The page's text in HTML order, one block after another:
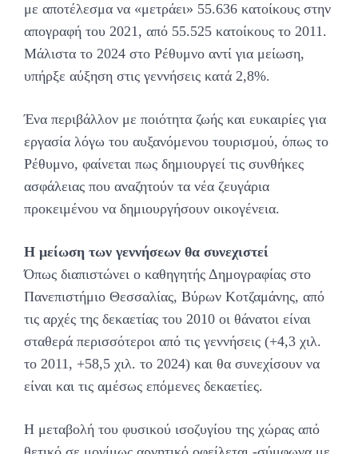
με αποτέλεσμα να «μετράει» 55.636 κατοίκους στην
απογραφή του 2021, από 55.525 κατοίκους το 2011.
Μάλιστα το 2024 στο Ρέθυμνο αντί για μείωση,
υπήρξε αύξηση στις γεννήσεις κατά 2,8%.
Ένα περιβάλλον με ποιότητα ζωής και ευκαιρίες για
εργασία λόγω του αυξανόμενου τουρισμού, όπως το
Ρέθυμνο, φαίνεται πως δημιουργεί τις συνθήκες
ασφάλειας που αναζητούν τα νέα ζευγάρια
προκειμένου να δημιουργήσουν οικογένεια.
Η μείωση των γεννήσεων θα συνεχιστεί
Όπως διαπιστώνει ο καθηγητής Δημογραφίας στο
Πανεπιστήμιο Θεσσαλίας, Βύρων Κοτζαμάνης, από
τις αρχές της δεκαετίας του 2010 οι θάνατοι είναι
σταθερά περισσότεροι από τις γεννήσεις (+4,3 χιλ.
το 2011, +58,5 χιλ. το 2024) και θα συνεχίσουν να
είναι και τις αμέσως επόμενες δεκαετίες.
Η μεταβολή του φυσικού ισοζυγίου της χώρας από